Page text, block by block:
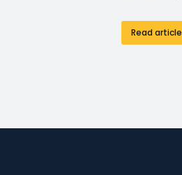
Read article